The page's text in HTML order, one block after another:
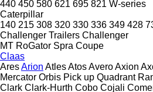
440 450 580 621 695 821 W-series
Caterpillar
140 215 308 320 330 336 349 428
Challenger Trailers Challenger
MT RoGator Spra Coupe
Claas
AresArion AtlesAtosAveroAxion
Mercator Orbis Pick up Quadrant
Clark Clark-Hurth Cobo Cojali